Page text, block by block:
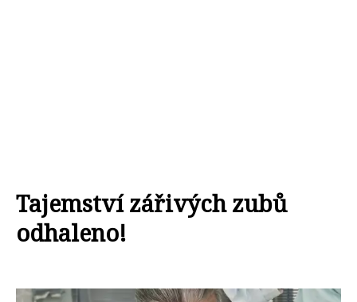
Tajemství zářivých zubů
odhaleno!